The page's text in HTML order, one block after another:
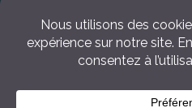
© Tous droits réservés Idée